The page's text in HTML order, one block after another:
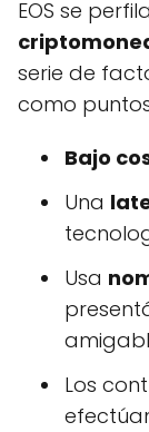
EOS se
serie de
como
Bajo
Una
Usa
Los